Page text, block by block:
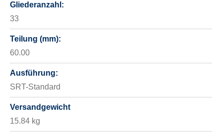
Gliederanzahl:
33
Teilung (mm):
60.00
Ausführung:
SRT-Standard
Versandgewicht
15.84 kg